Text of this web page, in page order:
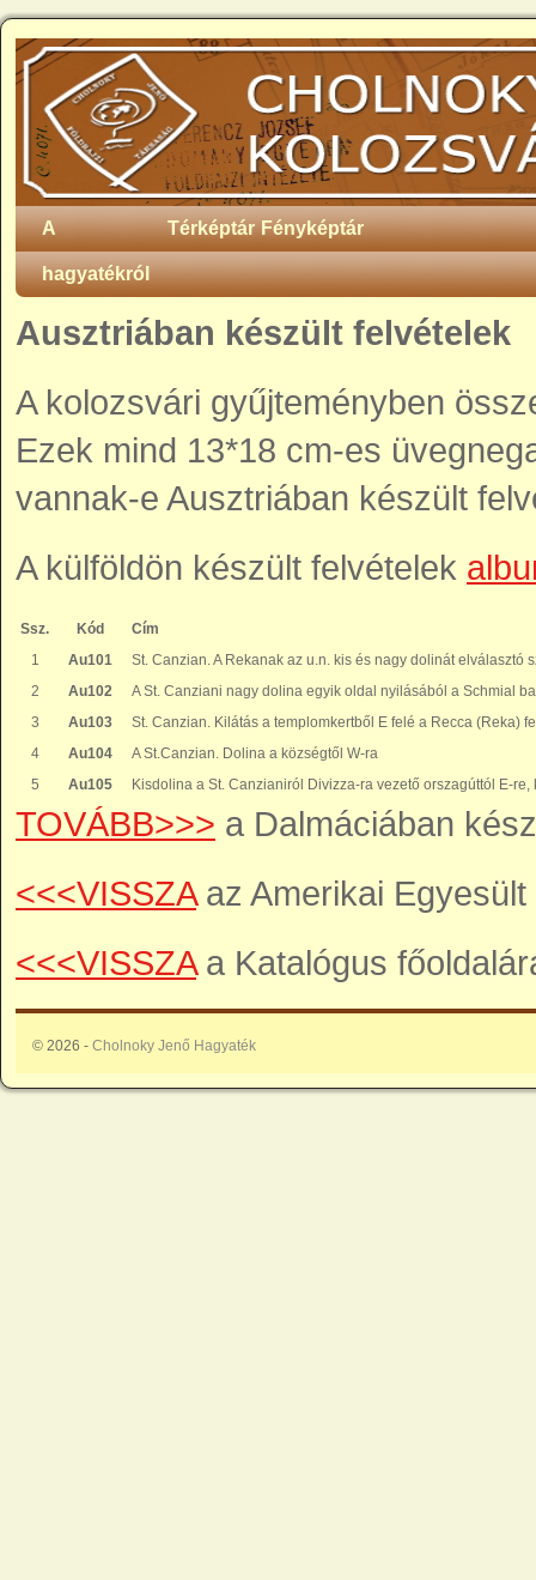
A
hagyatékról
Térképtár Fényképtár
Ausztriában készült felvételek
A kolozsvári gyűjteményben
Ezek mind 13*18 cm-es
vannak-e Ausztriában készült
A külföldön készült felvételek
Ssz. Kód
Cím
1
Au101
St. Canzian. A Rekanak az u.n. kis és nagy dolinát elválasztó
2
Au102
A St. Canziani nagy dolina egyik oldal nyilásából a Schmial
3
Au103
St. Canzian. Kilátás a templomkertből E felé a Recca (Reka)
4
Au104
A St.Canzian. Dolina a községtől W-ra
5
Au105 Kisdolina a St. Canzianiról Divizza-ra vezető orszagúttól E-re,
TOVÁBB>>> a Dalmáciában
<<<VISSZAaz Amerikai
<<<VISSZAa Katalógus
© 2026 - Cholnoky Jenő Hagyaték